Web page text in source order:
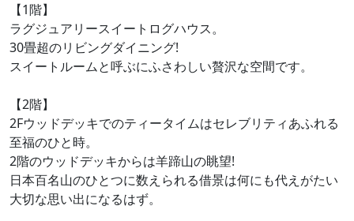
【1階】
ラグジュアリースイートログハウス。
30畳超のリビングダイニング!
スイートルームと呼ぶにふさわしい贅沢な空間です。
【2階】
2Fウッドデッキでのティータイムはセレブリティあふれる
至福のひと時。
2階のウッドデッキからは羊蹄山の眺望!
日本百名山のひとつに数えられる借景は何にも代えがたい
大切な思い出になるはず。